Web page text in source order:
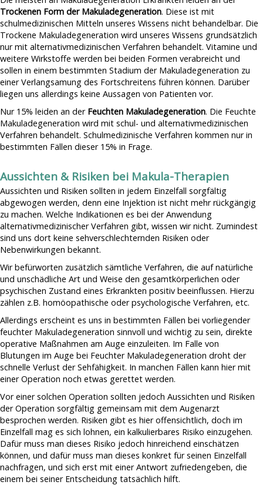
Trockenen Form der Makuladegeneration. Diese ist mit
schulmedizinischen Mitteln unseres Wissens nicht behandelbar. Die
Trockene Makuladegeneration wird unseres Wissens grundsätzlich
nur mit alternativmedizinischen Verfahren behandelt. Vitamine und
weitere Wirkstoffe werden bei beiden Formen verabreicht und
sollen in einem bestimmten Stadium der Makuladegeneration zu
einer Verlangsamung des Fortschreitens führen können. Darüber
liegen uns allerdings keine Aussagen von Patienten vor.
Nur 15% leiden an der Feuchten Makuladegeneration. Die Feuchte
Makuladegeneration wird mit schul- und alternativmedizinischen
Verfahren behandelt. Schulmedizinische Verfahren kommen nur in
bestimmten Fällen dieser 15% in Frage.
Aussichten & Risiken bei Makula-Therapien
Aussichten und Risiken sollten in jedem Einzelfall sorgfältig
abgewogen werden, denn eine Injektion ist nicht mehr rückgängig
zu machen. Welche Indikationen es bei der Anwendung
alternativmedizinischer Verfahren gibt, wissen wir nicht. Zumindest
sind uns dort keine sehverschlechternden Risiken oder
Nebenwirkungen bekannt.
Wir befürworten zusätzlich sämtliche Verfahren, die auf natürliche
und unschädliche Art und Weise den gesamtkörperlichen oder
psychischen Zustand eines Erkrankten positiv beeinflussen. Hierzu
zählen z.B. homöopathische oder psychologische Verfahren, etc.
Allerdings erscheint es uns in bestimmten Fällen bei vorliegender
feuchter Makuladegeneration sinnvoll und wichtig zu sein, direkte
operative Maßnahmen am Auge einzuleiten. Im Falle von
Blutungen im Auge bei Feuchter Makuladegeneration droht der
schnelle Verlust der Sehfähigkeit. In manchen Fällen kann hier mit
einer Operation noch etwas gerettet werden.
Vor einer solchen Operation sollten jedoch Aussichten und Risiken
der Operation sorgfältig gemeinsam mit dem Augenarzt
besprochen werden. Risiken gibt es hier offensichtlich, doch im
Einzelfall mag es sich lohnen, ein kalkulierbares Risiko einzugehen.
Dafür muss man dieses Risiko jedoch hinreichend einschätzen
können, und dafür muss man dieses konkret für seinen Einzelfall
nachfragen, und sich erst mit einer Antwort zufriedengeben, die
einem bei seiner Entscheidung tatsächlich hilft.